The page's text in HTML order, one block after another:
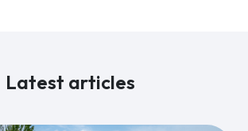
Latest articles